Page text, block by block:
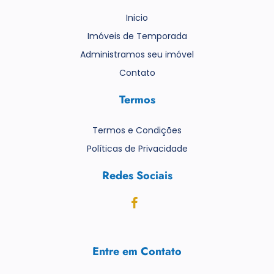
Inicio
Imóveis de Temporada
Administramos seu imóvel
Contato
Termos
Termos e Condições
Políticas de Privacidade
Redes Sociais
Entre em Contato